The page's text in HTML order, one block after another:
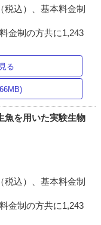
税込）、基本料金制
金制の方共に1,243
る
魚を用いた実験生物
税込）、基本料金制
金制の方共に1,243